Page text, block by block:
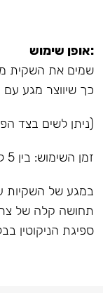
:אופן שימוש
שמים את השקית
כך שיווצר מגע עם
(ניתן לשים בצד
זמן השימוש: בין 5 ל-30 דקות
במגע של השקיות
תחושה קלה של
ספיגת הניקוטין